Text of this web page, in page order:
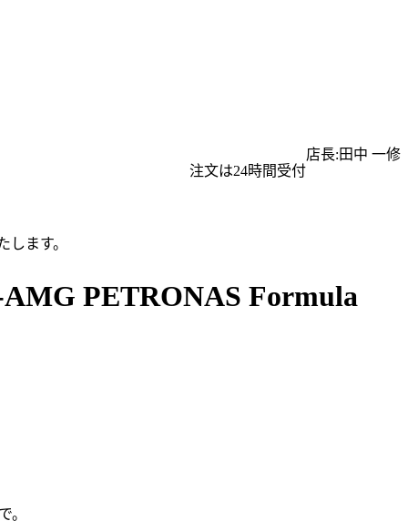
店長:田中 一修
注文は24時間受付
ます。
PETRONAS Formula
。